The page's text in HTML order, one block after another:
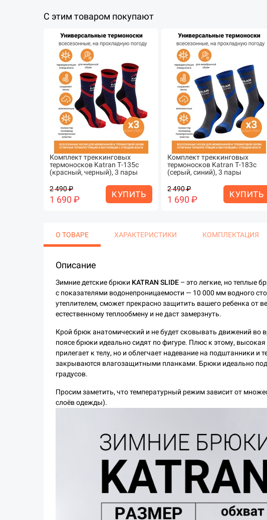
С этим товаром покупают
Комплект треккинговых
термоносков Katran Т-135с
(красный, черный), 3 пары
2 490 ₽
1 690 ₽ КУПИТЬ
Комплект треккинговых
термоносков Katran Т-183c
(серый, синий), 3 пары
2 490 ₽
1 690 ₽ КУПИТЬ
О ТОВАРЕ ХАРАКТЕРИСТИКИ КОМПЛЕКТАЦИЯ
Описание
Зимние детские брюки KATRAN SLIDE – это легкие, но теплые
с показателями водонепроницаемости — 10 000 мм водного
утеплителем, сможет прекрасно защитить вашего ребенка от
естественному теплообмену и не даст замерзнуть.
Крой брюк анатомический и не будет сковывать движений во
поясе брюки идеально сидят по фигуре. Плюс к этому,
прилегает к телу, но и облегчает надевание на
закрываются влагозащитными планками. Брюки идеально
градусов.
Просим заметить, что температурный режим зависит от
слоёв одежды).